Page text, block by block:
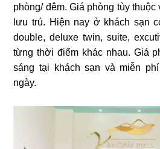
phòng/ đêm. Giá phòng tùy
lưu trú. Hiện nay ở khách sạn
double, deluxe twin, suite,
từng thời điểm khác nhau. Giá
sáng tại khách sạn và miễn
ngày.